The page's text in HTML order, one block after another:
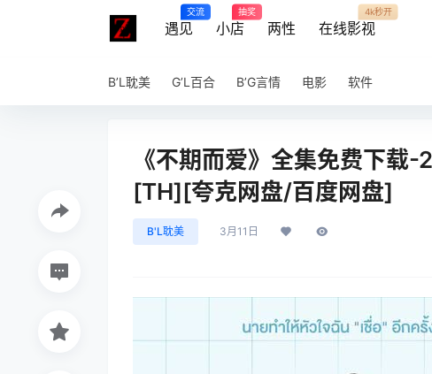
遇见
交流
小店
抽奖
两性 在线影视
4k秒开
B’L耽美 G’L百合 B’G言情 电影 软件
《不期而爱》全集免费下载
[TH][夸克网盘/百度网盘]
B'L耽美 3月11日